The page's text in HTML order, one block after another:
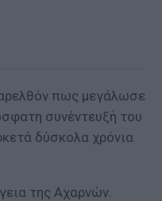
πως μεγάλωσε
συνέντευξή του
δύσκολα χρόνια
της Αχαρνών.